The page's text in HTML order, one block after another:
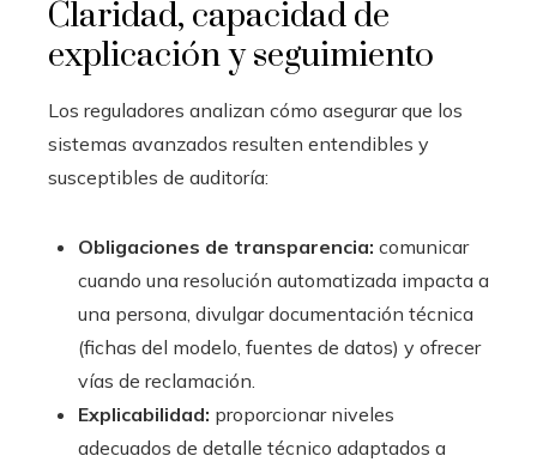
Claridad, capacidad de
explicación y seguimiento
Los reguladores analizan cómo asegurar que los
sistemas avanzados resulten entendibles y
susceptibles de auditoría:
Obligaciones de transparencia: comunicar
cuando una resolución automatizada impacta a
una persona, divulgar documentación técnica
(fichas del modelo, fuentes de datos) y ofrecer
vías de reclamación.
Explicabilidad: proporcionar niveles
adecuados de detalle técnico adaptados a